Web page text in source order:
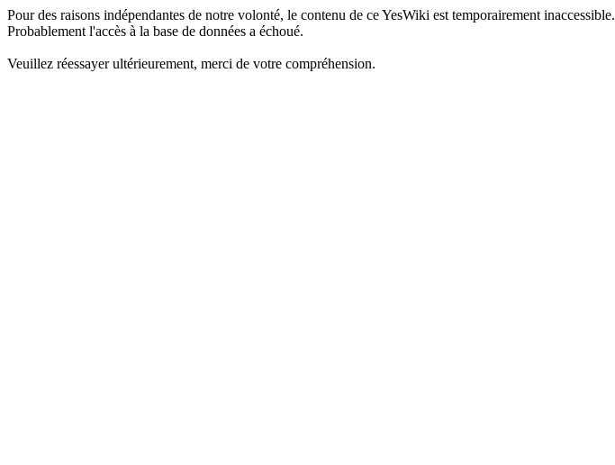
Pour des raisons indépendantes de notre volonté, le contenu de ce YesWiki est temporairement inaccessible.
Probablement l'accès à la base de données a échoué.
Veuillez réessayer ultérieurement, merci de votre compréhension.